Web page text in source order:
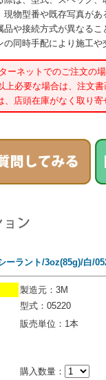
現物型番や既存写真が
品や接続方式が異なるこ
の同時手配により施工
ーネットでのご注文の
上必要な場合は、注文
、店頭在庫がなく取り
ーラント/3oz(85g)/白/
製造元：3M
型式：05220
販売単位：1本
購入数量：